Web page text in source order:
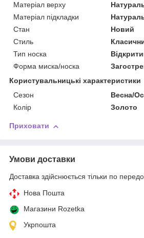
Матеріал верху
Матеріал підкладки
Стан
Новий
Стиль
Тип носка
Форма миска/носка
Користувальницькі характеристики
Сезон
Весна/
Колір
Золото
Приховати
Умови доставки
Доставка здійснюється тільки по
Нова Пошта
Магазини Rozetka
Укрпошта